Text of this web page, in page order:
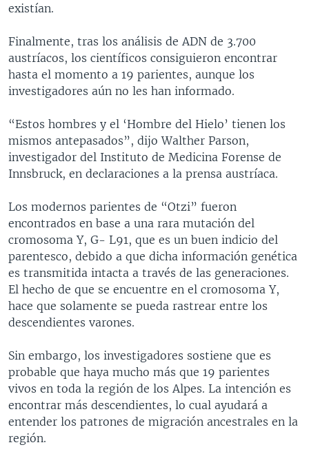
existían.
Finalmente, tras los análisis de ADN de 3.700
austríacos, los científicos consiguieron encontrar
hasta el momento a 19 parientes, aunque los
investigadores aún no les han informado.
“Estos hombres y el ‘Hombre del Hielo’ tienen los
mismos antepasados”, dijo Walther Parson,
investigador del Instituto de Medicina Forense de
Innsbruck, en declaraciones a la prensa austríaca.
Los modernos parientes de “Otzi” fueron
encontrados en base a una rara mutación del
cromosoma Y, G- L91, que es un buen indicio del
parentesco, debido a que dicha información genética
es transmitida intacta a través de las generaciones.
El hecho de que se encuentre en el cromosoma Y,
hace que solamente se pueda rastrear entre los
descendientes varones.
Sin embargo, los investigadores sostiene que es
probable que haya mucho más que 19 parientes
vivos en toda la región de los Alpes. La intención es
encontrar más descendientes, lo cual ayudará a
entender los patrones de migración ancestrales en la
región.